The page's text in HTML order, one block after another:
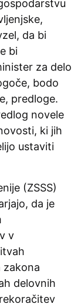
da bi
bi
za delo
bodo
predloge.
novele
ki jih
ustaviti
(ZSSS)
da je
v
delovnih